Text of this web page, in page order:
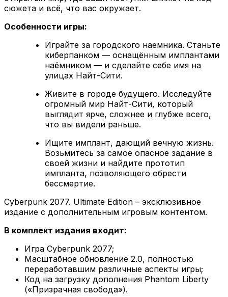
сюжета и всё, что вас окружает.
Особенности игры:
Играйте за городского наемника. Станьте
киберпанком — оснащённым имплантами
наёмником — и сделайте себе имя на
улицах Найт-Сити.
Живите в городе будущего. Исследуйте
огромный мир Найт-Сити, который
выглядит ярче, сложнее и глубже всего,
что вы видели раньше.
Ищите имплант, дающий вечную жизнь.
Возьмитесь за самое опасное задание в
своей жизни и найдите прототип
импланта, позволяющего обрести
бессмертие.
Cyberpunk 2077. Ultimate Edition – эксклюзивное
издание с дополнительным игровым контентом.
В комплект издания входит:
Игра Cyberpunk 2077;
Масштабное обновление 2.0, полностью
переработавшим различные аспекты игры;
Код на загрузку дополнения Phantom Liberty
(«Призрачная свобода»).